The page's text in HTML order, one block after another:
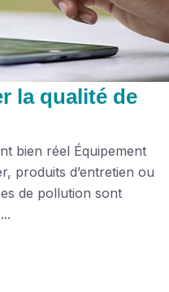
la qualité de
bien réel Équipement
produits d’entretien ou
de pollution sont